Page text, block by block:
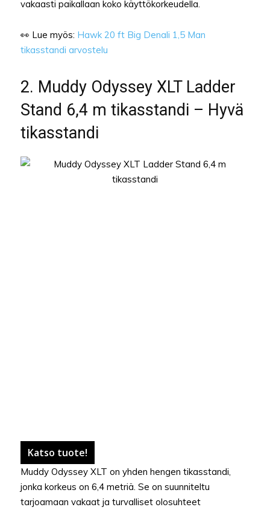
vakaasti paikallaan koko käyttökorkeudella.
👀 Lue myös: Hawk 20 ft Big Denali 1,5 Man
tikasstandi arvostelu
2. Muddy Odyssey XLT Ladder
Stand 6,4 m tikasstandi – Hyvä
tikasstandi
Katso tuote!
Muddy Odyssey XLT on yhden hengen tikasstandi,
jonka korkeus on 6,4 metriä. Se on suunniteltu
tarjoamaan vakaat ja turvalliset olosuhteet